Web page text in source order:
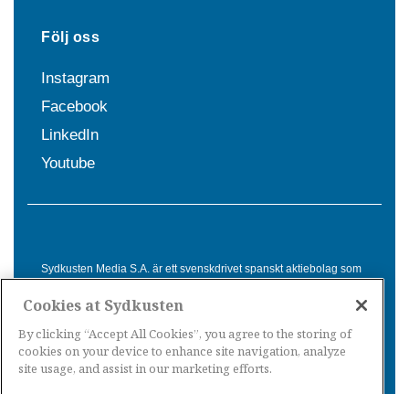
Följ oss
Instagram
Facebook
LinkedIn
Youtube
Sydkusten Media S.A. är ett svenskdrivet spanskt aktiebolag som
Spanien. Genom nyhetsbevakning av hela Spanien, med bas på
informationsförmedling för svenskar i Spanien.
Cookies at Sydkusten
By clicking “Accept All Cookies”, you agree to the storing of
cookies on your device to enhance site navigation, analyze
site usage, and assist in our marketing efforts.